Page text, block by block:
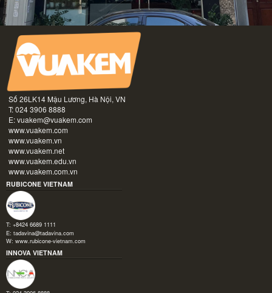
Số 26LK14 Mậu Lương, Hà Nội, VN
T: 024 3906 8888
E:vuakem@vuakem.com
www.vuakem.com
www.vuakem.vn
www.vuakem.net
www.vuakem.edu.vn
www.vuakem.com.vn
RUBICONE VIETNAM
T: +8424 6689 1111
E: tadavina@tadavina.com
W: www.rubicone-vietnam.com
INNOVA VIETNAM